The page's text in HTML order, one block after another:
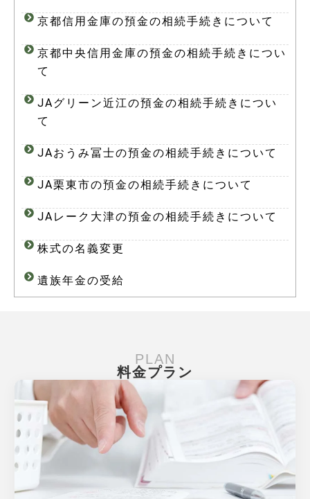
京都信用金庫の預金の相続手続きについて
京都中央信用金庫の預金の相続手続きについ
て
JAグリーン近江の預金の相続手続きについ
て
JAおうみ冨士の預金の相続手続きについて
JA栗東市の預金の相続手続きについて
JAレーク大津の預金の相続手続きについて
株式の名義変更
遺族年金の受給
PLAN
料金プラン